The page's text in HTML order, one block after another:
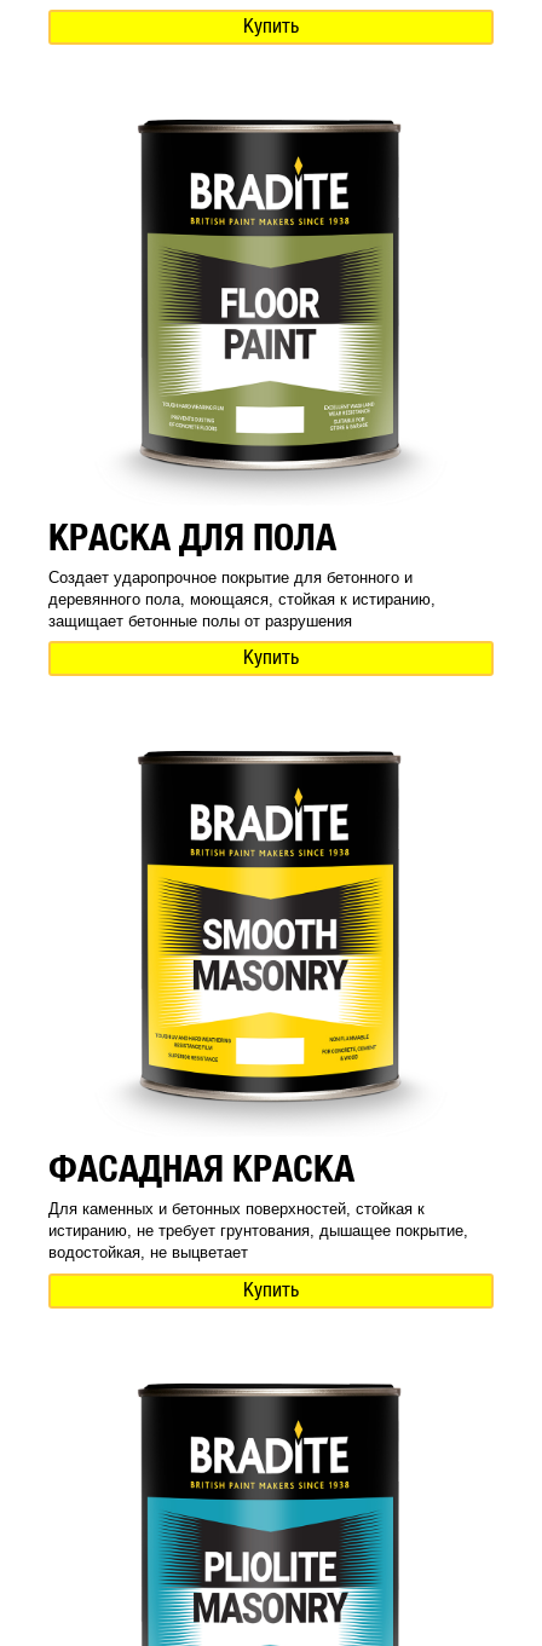
Купить
КРАСКА ДЛЯ ПОЛА
Создает ударопрочное покрытие для бетонного и
деревянного пола, моющаяся, стойкая к истиранию,
защищает бетонные полы от разрушения
Купить
ФАСАДНАЯ КРАСКА
Для каменных и бетонных поверхностей, стойкая к
истиранию, не требует грунтования, дышащее покрытие,
водостойкая, не выцветает
Купить